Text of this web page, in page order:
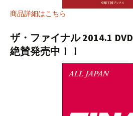
商品詳細はこちら
ザ・ファイナル 2014.1 DVD
絶賛発売中！！